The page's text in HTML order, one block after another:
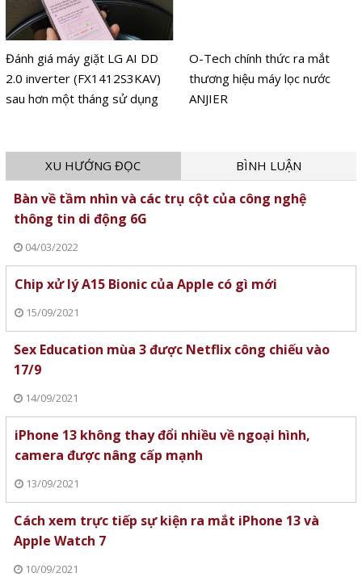
Đánh giá máy giặt LG AI DD
2.0 inverter (FX1412S3KAV)
sau hơn một tháng sử dụng
O-Tech chính thức ra mắt
thương hiệu máy lọc nước
ANJIER
XU HƯỚNG ĐỌC BÌNH LUẬN
Bàn về tầm nhìn và các trụ cột của công nghệ
thông tin di động 6G
04/03/2022
Chip xử lý A15 Bionic của Apple có gì mới
15/09/2021
Sex Education mùa 3 được Netflix công chiếu vào
17/9
14/09/2021
iPhone 13 không thay đổi nhiều về ngoại hình,
camera được nâng cấp mạnh
13/09/2021
Cách xem trực tiếp sự kiện ra mắt iPhone 13 và
Apple Watch 7
10/09/2021